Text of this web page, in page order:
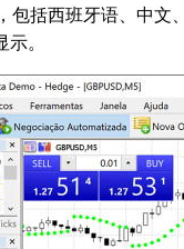
包括西班牙语、中
。